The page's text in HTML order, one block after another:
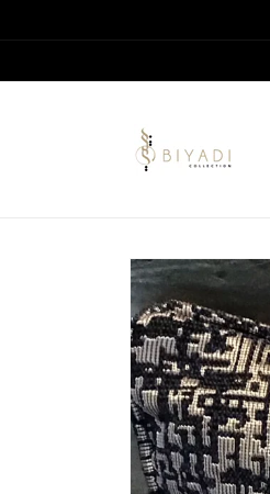
Passer aux
informations
produits